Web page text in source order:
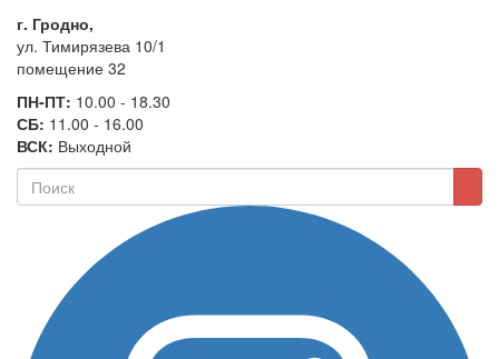
г. Гродно,
ул. Тимирязева 10/1
помещение 32
ПН-ПТ: 10.00 - 18.30
СБ: 11.00 - 16.00
ВСК: Выходной